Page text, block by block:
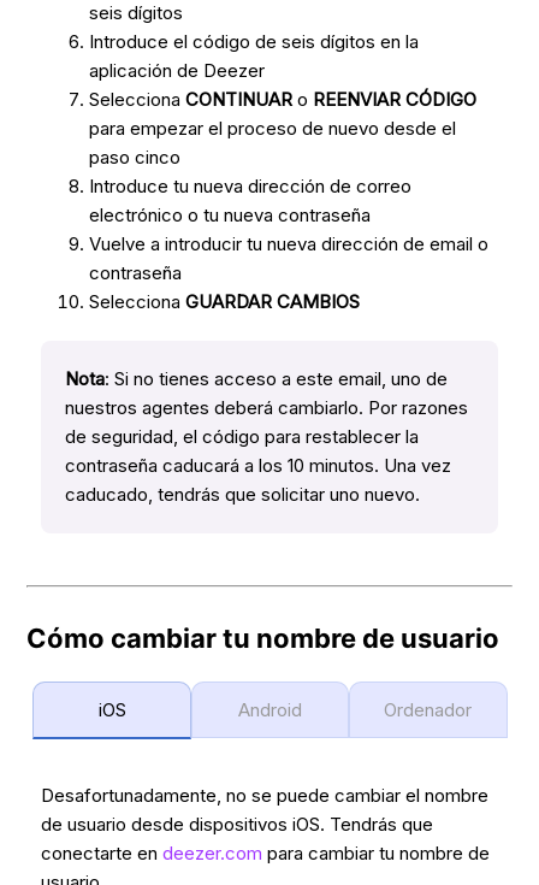
seis dígitos
Introduce el código de seis dígitos en la
aplicación de Deezer
SeleccionaCONTINUARo REENVIAR CÓDIGO
para empezar el proceso de nuevo desde el
paso cinco
Introduce tu nueva dirección de correo
electrónico o tu nueva contraseña
Vuelve a introducir tu nueva dirección de email o
contraseña
SeleccionaGUARDAR CAMBIOS
Nota: Si no tienes acceso a este email, uno de
nuestros agentes deberá cambiarlo. Por razones
de seguridad, el código para restablecer la
contraseña caducará a los 10 minutos. Una vez
caducado, tendrás que solicitar uno nuevo.
Cómo cambiar tu nombre de usuario
iOS Android Ordenador
Desafortunadamente, no se puede cambiar el nombre
de usuario desde dispositivos iOS. Tendrás que
conectarte endeezer.com para cambiar tu nombre de